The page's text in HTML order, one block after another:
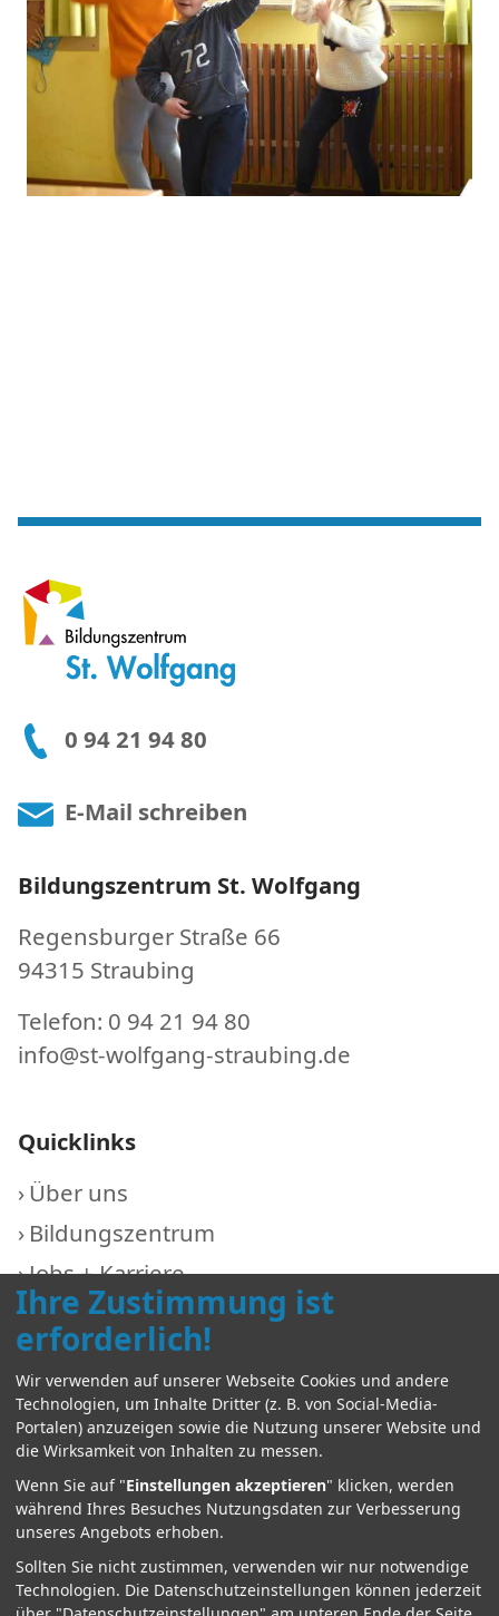
0 94 21 94 80
E-Mail schreiben
Bildungszentrum St. Wolfgang
Regensburger Straße 66
94315 Straubing
Telefon: 0 94 21 94 80
info@st-wolfgang-straubing.de
Quicklinks
Über uns
Bildungszentrum
Jobs + Karriere
aktuell
Kontakt
Weitere Infos
Der Träger
Impressum
Datenschutz
Ihre Zustimmung ist
erforderlich!
Wir verwenden auf unserer Webseite Cookies und andere
Technologien, um Inhalte Dritter (z. B. von Social-Media-
Portalen) anzuzeigen sowie die Nutzung unserer Website und
die Wirksamkeit von Inhalten zu messen.
Wenn Sie auf "Einstellungen akzeptieren" klicken, werden
während Ihres Besuches Nutzungsdaten zur Verbesserung
unseres Angebots erhoben.
Sollten Sie nicht zustimmen, verwenden wir nur notwendige
Technologien. Die Datenschutzeinstellungen können jederzeit